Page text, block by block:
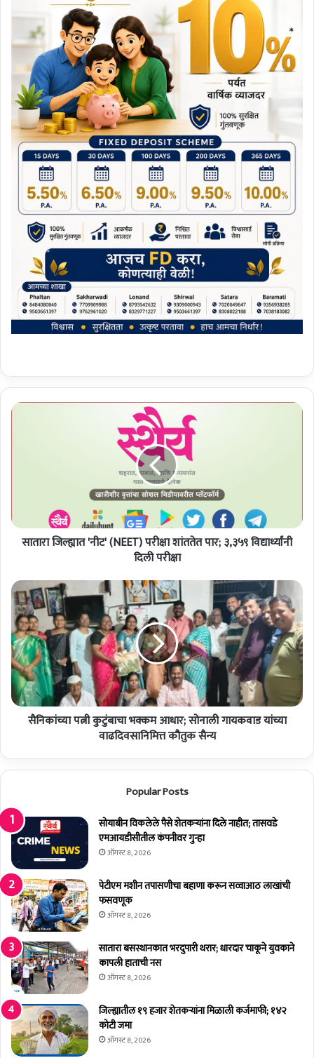
सा
ट
E
E
T
)
प
री
क्षा
शां
त
र
,
३
५
वि
द्या
र्थ्यां
नी
दि
ली
प
री
क्षा
सातारा जिल्ह्यात 'नीट' (NEET) परीक्षा शांततेत पार; ३,३५९ विद्यार्थ्यांनी
दिली परीक्षा
सै
नि
कां
च्या
प
त्नी
कु
टुं
बा
म
र
;
सो
ली
गा
य
क
वा
ड
यां
च्या
वा
ढ
दि
सा
सैनिकांच्या पत्नी कुटुंबाचा भक्कम आधार; सोनाली गायकवाड यांच्या
वाढदिवसानिमित्त कौतुक सैन्य
Popular Posts
सोयाबीन विकलेले पैसे शेतकर्‍यांना दिले नाहीत; तासवडे
एमआयडीसीतील कंपनीवर गुन्हा
ऑगस्ट 8, 2026
पेटीएम मशीन तपासणीचा बहाणा करून सव्वाआठ लाखांची
फसवणूक
ऑगस्ट 8, 2026
सातारा बसस्थानकात भरदुपारी थरार; धारदार चाकूने युवकाने
कापली हाताची नस
ऑगस्ट 8, 2026
जिल्ह्यातील १९ हजार शेतकर्‍यांना मिळाली कर्जमाफी; १४२
कोटी जमा
ऑगस्ट 8, 2026